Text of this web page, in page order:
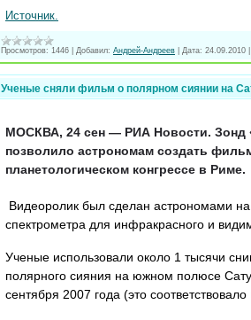
Источник.
Подробнее:
http://news.mail.ru/society/4491815/
Просмотров: 1446 Добавил: Андрей-Андреев Дата: 24.09.2010
Ученые сняли фильм о полярном сиянии на
МОСКВА, 24 сен — РИА Новости. Зонд
позволило астрономам создать
планетологическом конгрессе в Риме.
Видеоролик был сделан астрономами
спектрометра для инфракрасного и
Ученые использовали около 1 тысячи
полярного сияния на южном полюсе
сентября 2007 года (это